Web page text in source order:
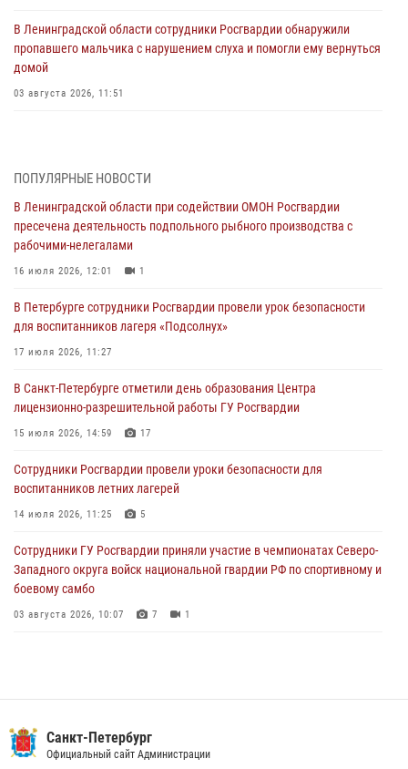
В Ленинградской области сотрудники Росгвардии обнаружили
пропавшего мальчика с нарушением слуха и помогли ему вернуться
домой
03 августа 2026, 11:51
03 августа 2026, 10:15 1
Сотрудники ГУ Росгвардии приняли участие в чемпионатах Северо-
Западного округа войск национальной гвардии РФ по спортивному и
боевому самбо
03 августа 2026, 10:07
В Ленобласти сотрудники ОМОН Росгвардии оказали содействие
полиции в проведении профилактического мероприятия
03 августа 2026, 09:16
В Петербурге сотрудники Росгвардии обеспечили правопорядок в
День Воздушно-десантных войск
02 августа 2026, 19:30 10
Сотрудники Росгвардии на Пушкинской улице задержали двух
граждан, подозреваемых в попытке поджога одного из баров в
центре города
ПОПУЛЯРНЫЕ НОВОСТИ
В Ленинградской области при содействии ОМОН Росгвардии
пресечена деятельность подпольного рыбного производства с
рабочими-нелегалами
16 июля 2026, 12:01 1
В Петербурге сотрудники Росгвардии провели урок безопасности
для воспитанников лагеря «Подсолнух»
17 июля 2026, 11:27
В Санкт-Петербурге отметили день образования Центра
лицензионно-разрешительной работы ГУ Росгвардии
15 июля 2026, 14:59 17
Сотрудники Росгвардии провели уроки безопасности для
воспитанников летних лагерей
14 июля 2026, 11:25 5
Сотрудники ГУ Росгвардии приняли участие в чемпионатах Северо-
Западного округа войск национальной гвардии РФ по спортивному и
боевому самбо
03 августа 2026, 10:07 7 1
В Красногвардейском районе росгвардейцы задержали хулигана,
угрожавшего мужчине пневматическим пистолетом
Санкт-Петербург
Официальный сайт Администрации